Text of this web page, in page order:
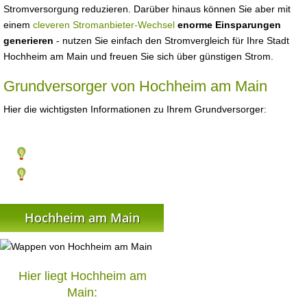
Stromversorgung reduzieren. Darüber hinaus können Sie aber mit
einem cleveren Stromanbieter-Wechsel enorme Einsparungen
generieren - nutzen Sie einfach den Stromvergleich für Ihre Stadt
Hochheim am Main und freuen Sie sich über günstigen Strom.
Grundversorger von Hochheim am Main
Hier die wichtigsten Informationen zu Ihrem Grundversorger:
Hochheim am Main
Hier liegt Hochheim am
Main: